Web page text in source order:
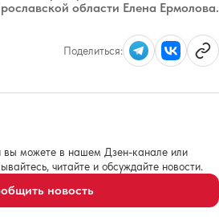
области Елена Ермолова.
Поделиться:
вы можете в нашем Дзен-канале или
читайте и обсуждайте новости.
новость